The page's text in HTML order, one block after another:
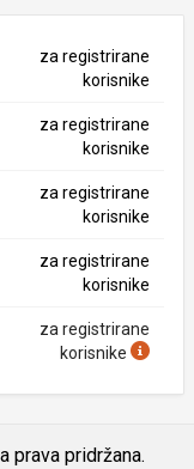
za registrirane
korisnike
za registrirane
korisnike
za registrirane
korisnike
za registrirane
korisnike
za registrirane
korisnike
prava pridržana.